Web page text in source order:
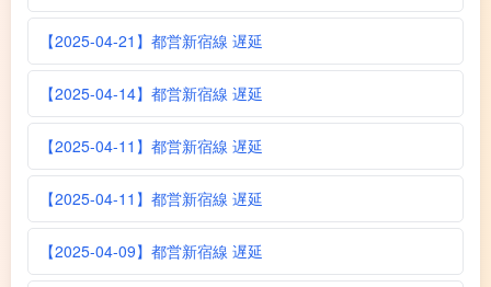
【2025-04-21】都営新宿線 遅延
【2025-04-14】都営新宿線 遅延
【2025-04-11】都営新宿線 遅延
【2025-04-11】都営新宿線 遅延
【2025-04-09】都営新宿線 遅延